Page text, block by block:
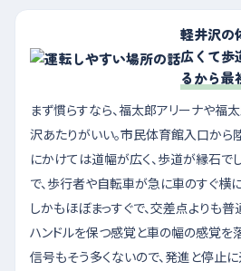
軽井沢の
広くて歩
るから最
まず慣らすなら、福太郎アリーナや福
沢あたりがいい。市民体育館入口か
にかけては道幅が広く、歩道が縁石で
で、歩行者や自転車が急に車のすぐ横
しかもほぼまっすぐで、交差点よりも
ハンドルを保つ感覚と車の幅の感覚を
信号もそう多くないので、発進と停止